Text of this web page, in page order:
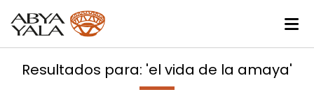
Resultados para: 'el vida de la amaya'